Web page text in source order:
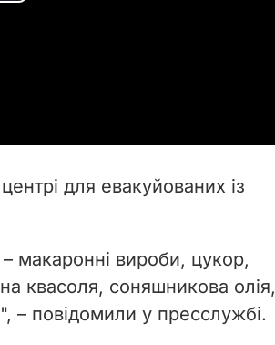
для евакуйованих із
макаронні вироби, цукор,
квасоля, соняшникова олія,
– повідомили у пресслужбі.